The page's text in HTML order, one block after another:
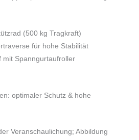
(500 kg Tragkraft)
für hohe Stabilität
mit Spanngurtaufroller
optimaler Schutz & hohe
Veranschaulichung; Abbildung